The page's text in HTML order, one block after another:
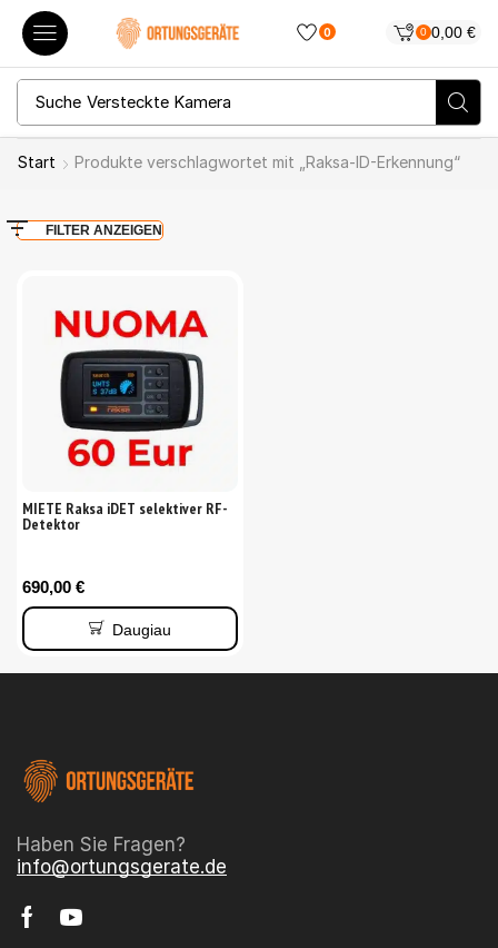
0 0 0,00 €
Suche Versteckte Kamera
Start Produkte verschlagwortet mit „Raksa-ID-Erkennung“
FILTER ANZEIGEN
MIETE Raksa iDET selektiver RF-
Detektor
690,00 €
Daugiau
Haben Sie Fragen?
info@ortungsgerate.de